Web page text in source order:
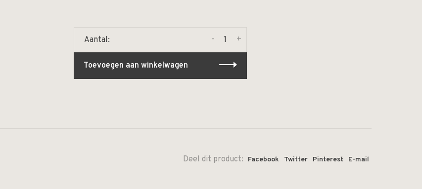
Aantal: +
-
Toevoegen aan winkelwagen
Deel dit product: Facebook Twitter Pinterest E-mail